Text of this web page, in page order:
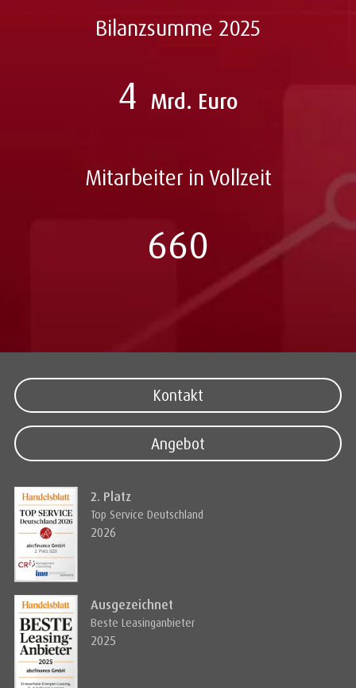
Bilanzsumme 2025
4 Mrd. Euro
Mitarbeiter in Vollzeit
660
Kontakt
Angebot
2. Platz
Top Service Deutschland
2026
Ausgezeichnet
Beste Leasinganbieter
2025